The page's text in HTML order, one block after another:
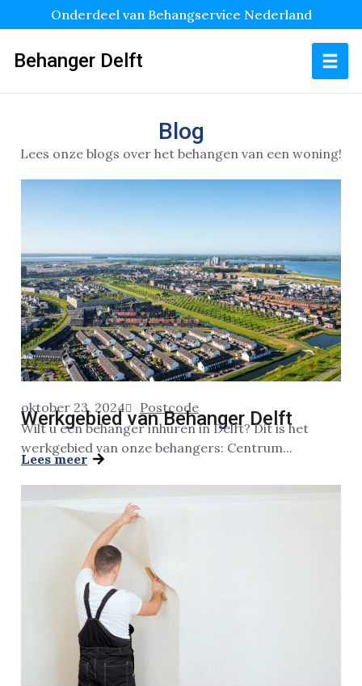
Onderdeel van Behangservice Nederland
Behanger Delft
Blog
Lees onze blogs over het behangen van een woning!
oktober 23, 2024 Postcode
Werkgebied van Behanger Delft
Wilt u een behanger inhuren in Delft? Dit is het
werkgebied van onze behangers: Centrum...
Lees meer